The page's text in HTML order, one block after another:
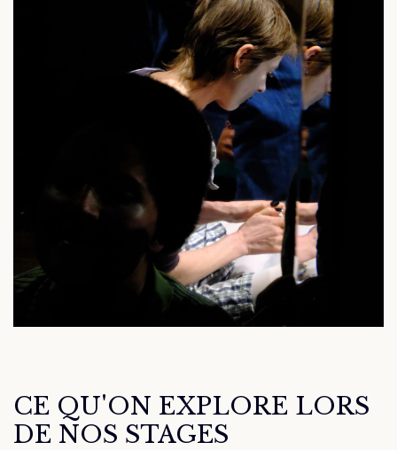
CE QU'ON EXPLO​RE LORS
DE NOS STAGES